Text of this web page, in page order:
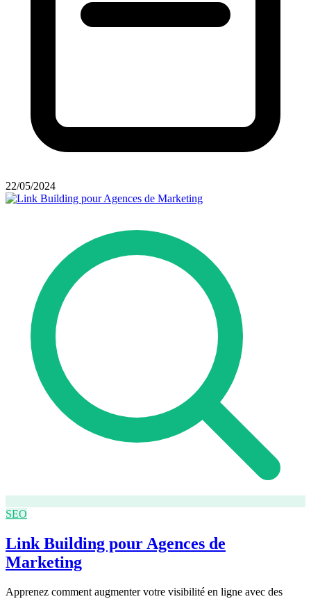
22/05/2024
SEO
Link Building pour Agences de
Marketing
Apprenez comment augmenter votre visibilité en ligne avec des